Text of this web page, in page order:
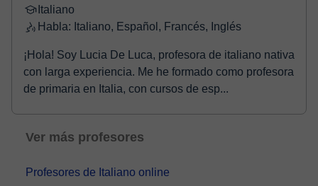
Italiano
Habla: Italiano, Español, Francés, Inglés
¡Hola! Soy Lucia De Luca, profesora de italiano nativa
con larga experiencia. Me he formado como profesora
de primaria en Italia, con cursos de esp...
Ver más profesores
Profesores de Italiano online